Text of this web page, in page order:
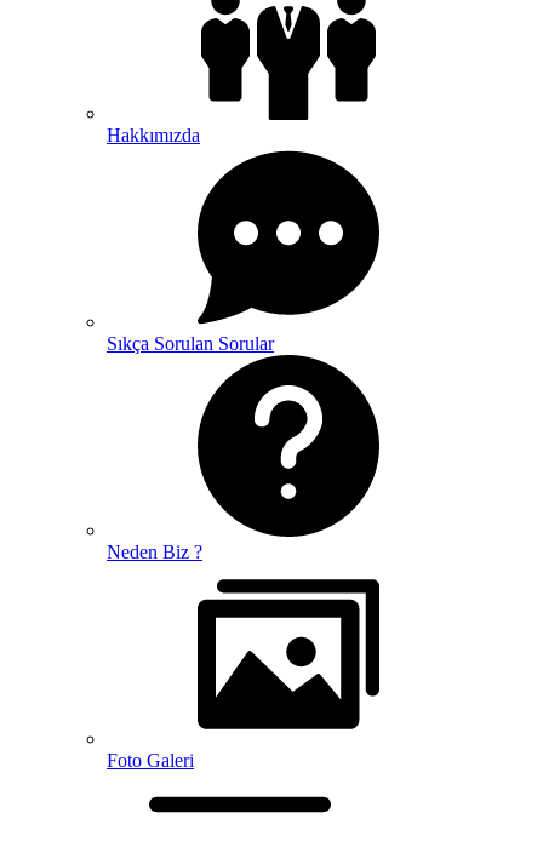
Hakkımızda
Sıkça Sorulan Sorular
Neden Biz ?
Foto Galeri